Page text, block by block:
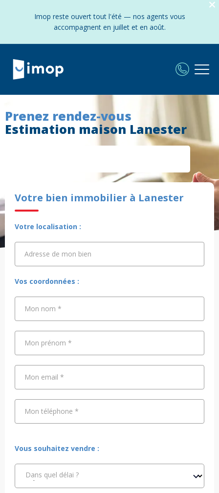
Imop reste ouvert tout l'été — nos agents vous
accompagnent en juillet et en août.
Prenez rendez-vous
Estimation maison Lanester
Votre bien immobilier à Lanester
Votre localisation :
Adresse de mon bien
Adresse de mon bien
Vos coordonnées :
Mon nom *
Mon prénom *
Mon email *
Mon téléphone *
Vous souhaitez vendre :
Dans quel délai ?